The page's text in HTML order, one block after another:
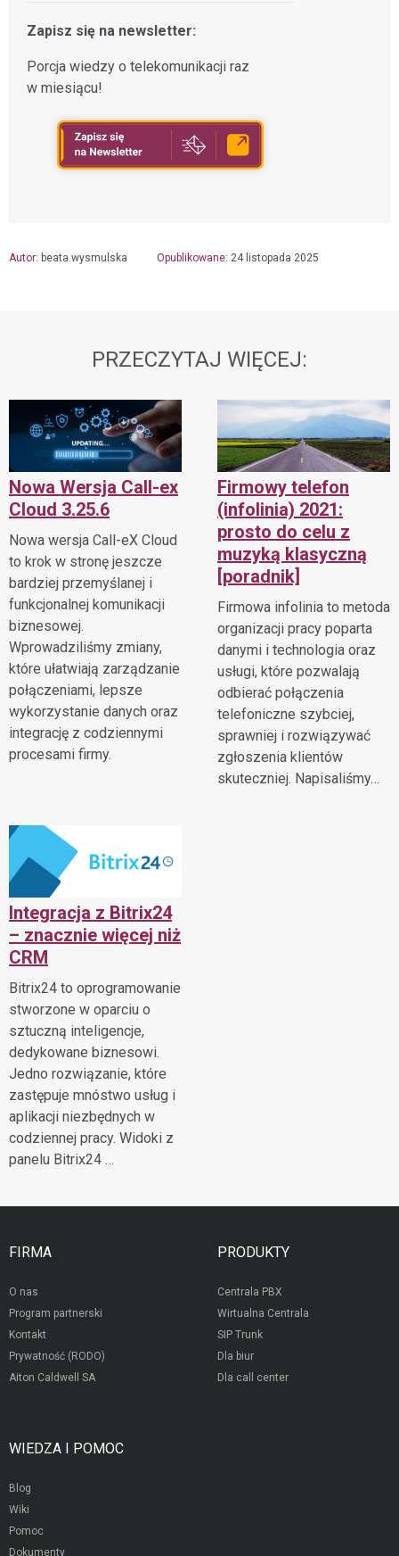
Zapisz się na newsletter:
Porcja wiedzy o telekomunikacji raz
w miesiącu!
Autor: beata.wysmulska Opublikowane: 24 listopada 2025
PRZECZYTAJ WIĘCEJ:
Nowa Wersja Call-ex
Cloud 3.25.6
Nowa wersja Call-eX Cloud
to krok w stronę jeszcze
bardziej przemyślanej i
funkcjonalnej komunikacji
biznesowej.
Wprowadziliśmy zmiany,
które ułatwiają zarządzanie
połączeniami, lepsze
wykorzystanie danych oraz
integrację z codziennymi
procesami firmy.
Firmowy telefon
(infolinia) 2021:
prosto do celu z
muzyką klasyczną
[poradnik]
Firmowa infolinia to metoda
organizacji pracy poparta
danymi i technologia oraz
usługi, które pozwalają
odbierać połączenia
telefoniczne szybciej,
sprawniej i rozwiązywać
zgłoszenia klientów
skuteczniej. Napisaliśmy…
Integracja z Bitrix24
– znacznie więcej niż
CRM
Bitrix24 to oprogramowanie
stworzone w oparciu o
sztuczną inteligencje,
dedykowane biznesowi.
Jedno rozwiązanie, które
zastępuje mnóstwo usług i
aplikacji niezbędnych w
codziennej pracy. Widoki z
panelu Bitrix24 …
FIRMA
O nas
Program partnerski
Kontakt
Prywatność (RODO)
Aiton Caldwell SA
PRODUKTY
Centrala PBX
Wirtualna Centrala
SIP Trunk
Dla biur
Dla call center
WIEDZA I POMOC
Blog
Wiki
Pomoc
Dokumenty